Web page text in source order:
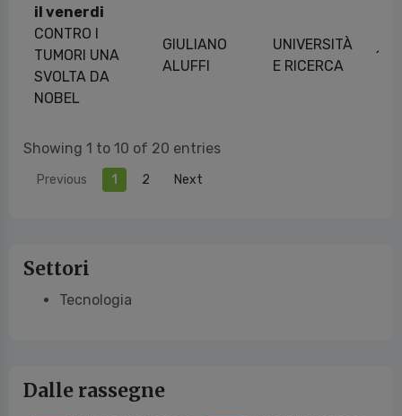
il venerdi
CONTRO I
TUMORI UNA
SVOLTA DA
NOBEL
GIULIANO
ALUFFI
UNIVERSITÀ
E RICERCA
16/
Showing 1 to 10 of 20 entries
Previous 1 2 Next
Settori
Tecnologia
Dalle rassegne